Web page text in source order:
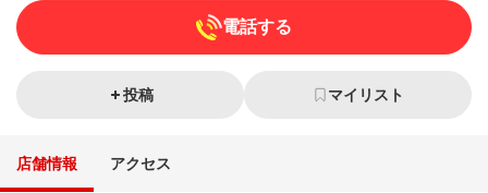
電話する
投稿 マイリスト
店舗情報 アクセス